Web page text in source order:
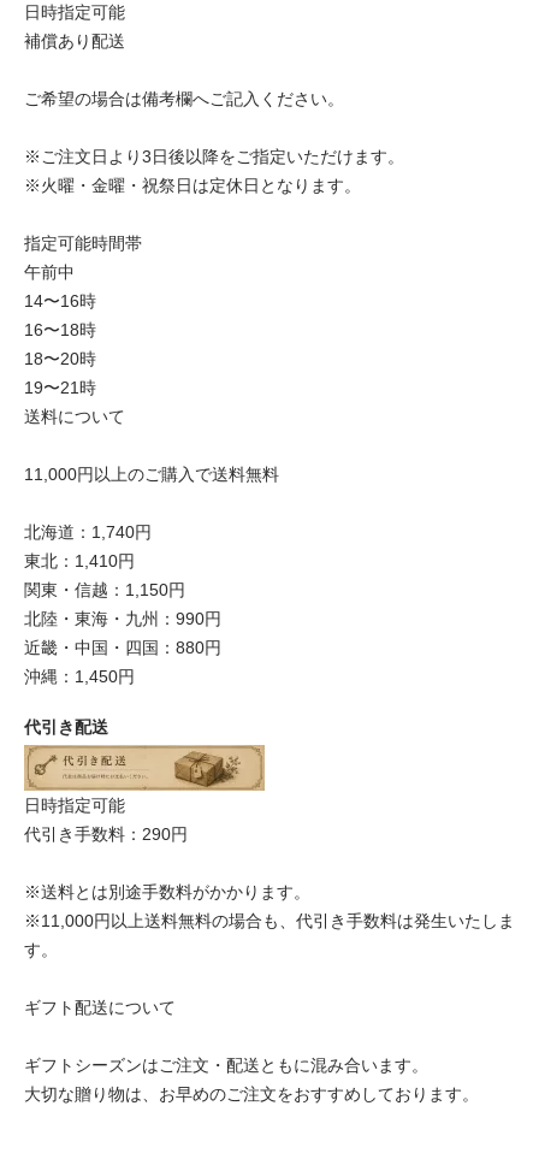
日時指定可能
補償あり配送
ご希望の場合は備考欄へご記入ください。
※ご注文日より3日後以降をご指定いただけます。
※火曜・金曜・祝祭日は定休日となります。
指定可能時間帯
午前中
14〜16時
16〜18時
18〜20時
19〜21時
送料について
11,000円以上のご購入で送料無料
北海道：1,740円
東北：1,410円
関東・信越：1,150円
北陸・東海・九州：990円
近畿・中国・四国：880円
沖縄：1,450円
代引き配送
日時指定可能
代引き手数料：290円
※送料とは別途手数料がかかります。
※11,000円以上送料無料の場合も、代引き手数料は発生いたしま
す。
ギフト配送について
ギフトシーズンはご注文・配送ともに混み合います。
大切な贈り物は、お早めのご注文をおすすめしております。